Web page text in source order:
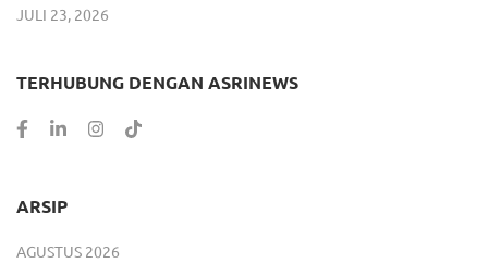
JULI 23, 2026
TERHUBUNG DENGAN ASRINEWS
ARSIP
AGUSTUS 2026